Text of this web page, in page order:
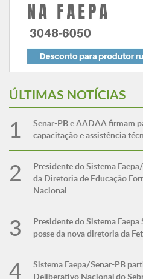
ÚLTIMAS NOTÍCIAS
Senar-PB e AADAA firmam
capacitação e assistência
Presidente do Sistema
da Diretoria de Educação
Nacional
Presidente do Sistema
posse da nova diretoria da
Sistema Faepa/Senar-PB
Deliberativo Nacional do